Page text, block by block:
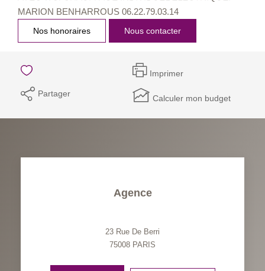
MARION BENHARROUS 06.22.79.03.14
Nos honoraires Nous contacter
Imprimer
Partager Calculer mon budget
Agence
23 Rue De Berri
75008 PARIS